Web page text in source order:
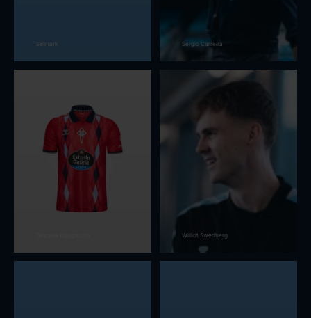
Selmark Sergio Carreira
Williot Swedberg